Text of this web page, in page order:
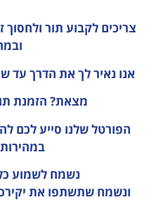
צריכים לקבוע תור ולחסוך
אנו נאיר לך את הדרך
מצאת? הזמנת
הפורטל שלנו סייע לכם
במהירות
נשמח לשמוע
ונשמח שתשתפו את